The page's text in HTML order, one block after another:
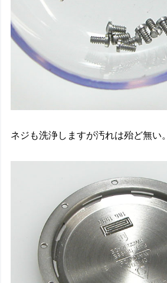
ネジも洗浄しますが汚れは殆ど無い。